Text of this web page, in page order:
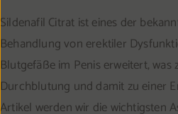
Sildenafil Citrat ist eines der
Behandlung von erektiler
Blutgefäße im Penis erweitert, was
Durchblutung und damit zu einer
Artikel werden wir die wichtigsten